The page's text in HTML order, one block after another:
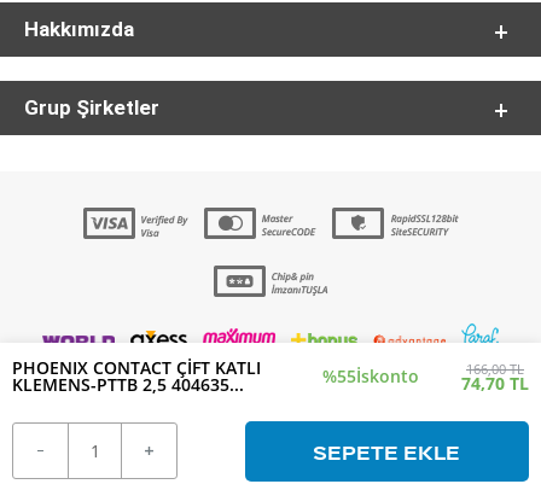
PHOENIX CONTACT ÇİFT KATLI
KLEMENS-PTTB 2,5 404635... %55İskonto 166,00 TL
74,70 TL
SEPETE EKLE
Hakkımızda
Grup Şirketler
-Soft Sistemleriyle Hazırlanmıştır.